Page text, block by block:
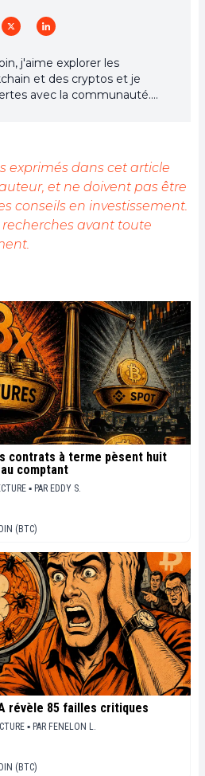
j'aime explorer les
et des cryptos et je
avec la communauté.
que Bitcoin est l'outil
exprimés dans cet article
et ne doivent pas être
conseils en investissement.
recherches avant toute
contrats à terme pèsent huit
comptant
▪ PAR EDDY S.
(BTC)
révèle 85 failles critiques
▪ PAR FENELON L.
(BTC)